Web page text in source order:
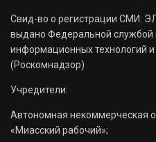
Свид-во о регистрации СМИ:
выдано Федеральной службой
информационных технологий
(Роскомнадзор)
Учредители:
Автономная некоммерческая
«Миасский рабочий»;